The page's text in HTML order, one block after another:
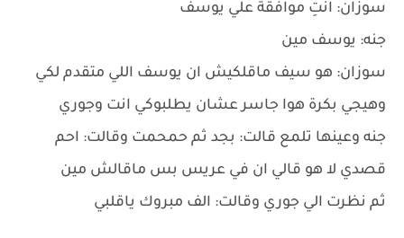
سوزان: انتِ موافقة علي يوسف
جنه: يوسف مين
سوزان: هو سيف ماقلكيش ان يوسف اللي متقدم لكي
وهيجي بكرة هوا جاسر عشان يطلبوكي انت وجوري
جنه وعينها تلمع قالت: بجد ثم حمحمت وقالت: احم
قصدي لا هو قالي ان في عريس بس ماقالش مين
ثم نظرت الي جوري وقالت: الف مبروك ياقلبي